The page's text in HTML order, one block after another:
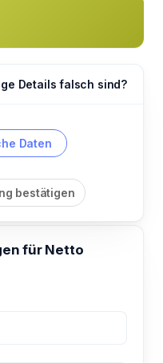
Details falsch sind?
Daten
bestätigen
für Netto